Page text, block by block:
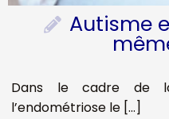
Autisme
Dans le cadre de
l’endométriose le […]